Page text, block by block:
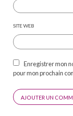
SITE WEB
Enregistrer mon
pour mon prochain